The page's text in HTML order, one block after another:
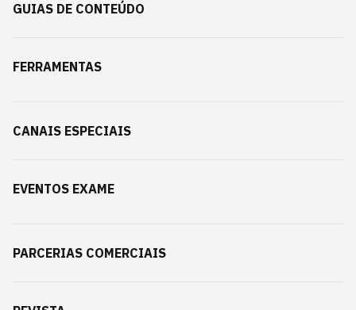
GUIAS DE CONTEÚDO
FERRAMENTAS
CANAIS ESPECIAIS
EVENTOS EXAME
PARCERIAS COMERCIAIS